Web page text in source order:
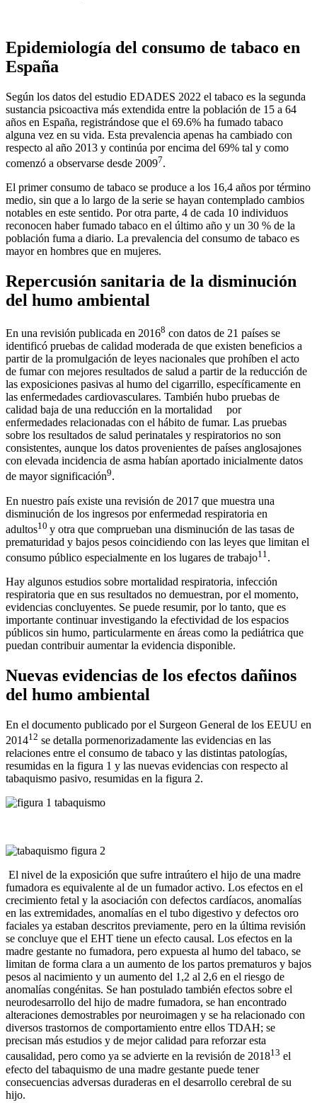
Epidemiología del consumo de tabaco en
España
Según los datos del estudio EDADES 2022 el tabaco es la segunda
sustancia psicoactiva más extendida entre la población de 15 a 64
años en España, registrándose que el 69.6% ha fumado tabaco
alguna vez en su vida. Esta prevalencia apenas ha cambiado con
respecto al año 2013 y continúa por encima del 69% tal y como
comenzó a observarse desde 20097.
El primer consumo de tabaco se produce a los 16,4 años por término
medio, sin que a lo largo de la serie se hayan contemplado cambios
notables en este sentido. Por otra parte, 4 de cada 10 individuos
reconocen haber fumado tabaco en el último año y un 30 % de la
población fuma a diario. La prevalencia del consumo de tabaco es
mayor en hombres que en mujeres.
Repercusión sanitaria de la disminución
del humo ambiental
En una revisión publicada en 20168 con datos de 21 países se
identificó pruebas de calidad moderada de que existen beneficios a
partir de la promulgación de leyes nacionales que prohíben el acto
de fumar con mejores resultados de salud a partir de la reducción de
las exposiciones pasivas al humo del cigarrillo, específicamente en
las enfermedades cardiovasculares. También hubo pruebas de
calidad baja de una reducción en la mortalidad por
enfermedades relacionadas con el hábito de fumar. Las pruebas
sobre los resultados de salud perinatales y respiratorios no son
consistentes, aunque los datos provenientes de países anglosajones
con elevada incidencia de asma habían aportado inicialmente datos
de mayor significación9.
En nuestro país existe una revisión de 2017 que muestra una
disminución de los ingresos por enfermedad respiratoria en
adultos10 y otra que comprueban una disminución de las tasas de
prematuridad y bajos pesos coincidiendo con las leyes que limitan el
consumo público especialmente en los lugares de trabajo11 .
Hay algunos estudios sobre mortalidad respiratoria, infección
respiratoria que en sus resultados no demuestran, por el momento,
evidencias concluyentes. Se puede resumir, por lo tanto, que es
importante continuar investigando la efectividad de los espacios
públicos sin humo, particularmente en áreas como la pediátrica que
puedan contribuir aumentar la evidencia disponible.
Nuevas evidencias de los efectos dañinos
del humo ambiental
En el documento publicado por el Surgeon General de los EEUU en
201412 se detalla pormenorizadamente las evidencias en las
relaciones entre el consumo de tabaco y las distintas patologías,
resumidas en la figura 1 y las nuevas evidencias con respecto al
tabaquismo pasivo, resumidas en la figura 2.
El nivel de la exposición que sufre intraútero el hijo de una madre
fumadora es equivalente al de un fumador activo. Los efectos en el
crecimiento fetal y la asociación con defectos cardíacos, anomalías
en las extremidades, anomalías en el tubo digestivo y defectos oro
faciales ya estaban descritos previamente, pero en la última revisión
se concluye que el EHT tiene un efecto causal. Los efectos en la
madre gestante no fumadora, pero expuesta al humo del tabaco, se
limitan de forma clara a un aumento de los partos prematuros y bajos
pesos al nacimiento y un aumento del 1,2 al 2,6 en el riesgo de
anomalías congénitas. Se han postulado también efectos sobre el
neurodesarrollo del hijo de madre fumadora, se han encontrado
alteraciones demostrables por neuroimagen y se ha relacionado con
diversos trastornos de comportamiento entre ellos TDAH; se
precisan más estudios y de mejor calidad para reforzar esta
causalidad, pero como ya se advierte en la revisión de 201813 el
efecto del tabaquismo de una madre gestante puede tener
consecuencias adversas duraderas en el desarrollo cerebral de su
hijo.